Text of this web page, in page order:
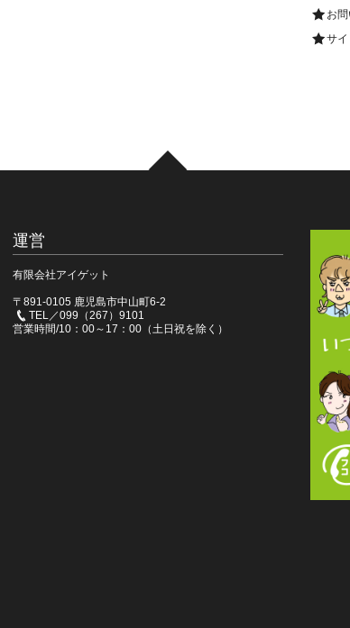
お
サ
運営
有限会社アイゲット
〒891-0105 鹿児島市中山町6-2
TEL／099（267）9101
営業時間/10：00～17：00（土日祝を除く）